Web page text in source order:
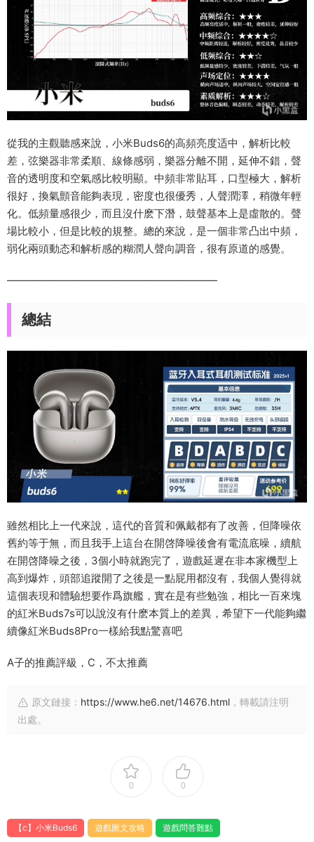
從我的主觀聽感來說，小米Buds6的高頻亮度适中，解析比較
差，弦樂器非常柔順、線條感弱，樂器分離不開，延伸不錯，聲
音的透明度和空氣感比較明顯。中頻非常貼耳，口型極大，解析
很好，換氣顫音能夠表現，密度也很優秀，人聲潤澤，稍微年輕
化。低頻量感很少，而且沒什麽下潛，鼓聲基本上是虛散的。聲
場比較小，但是比較的規整。總的來說，是一個非常凸出中頻，
弱化兩頭動态和解析感的糊潤人聲向調音，很有原道的感覺。
————————————————————
總結
雖然相比上一代來說，這代的音質和佩戴都有了改善，但降噪依
舊約等于無，而且我手上這台在開啓降噪後會有電流底噪，續航
在開啓降噪之後，3個小時就跑完了，遊戲延遲在非本家機型上
高到爆炸，頭部追蹤開了之後是一點屁用都沒有，我個人覺得就
這個表現和體驗想要作爲旗艦，實在是有些勉強，相比一百來塊
的紅米Buds7s可以說沒有什麽本質上的差異，希望下一代能夠繼
續像紅米Buds8Pro一樣給我點驚喜吧
A子的推薦評級，C，不太推薦
原文鏈接： https://www.he6.net/14676.html ，轉載請注明
出處。
0 0
【c】小米Buds6 遊戲圖文攻略 遊戲問答難點